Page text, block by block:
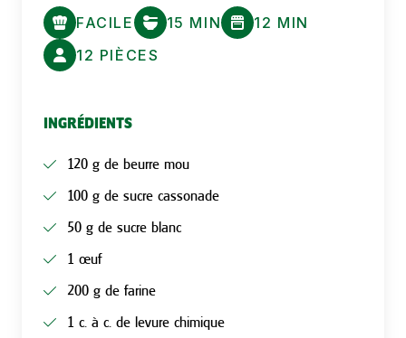
FACILE 15 MIN
12 MIN
12 PIÈCES
INGRÉDIENTS
120 g de beurre mou
100 g de sucre cassonade
50 g de sucre blanc
1 œuf
200 g de farine
1 c. à c. de levure chimique